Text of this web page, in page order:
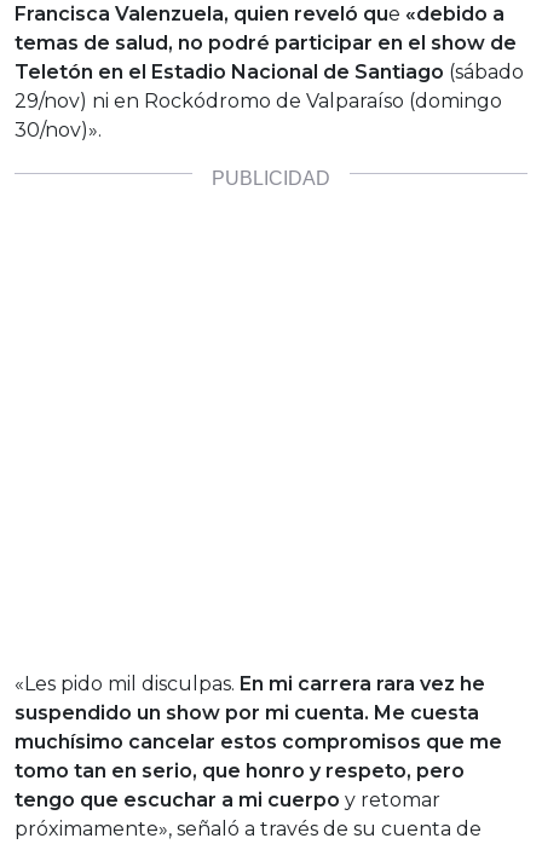
Francisca Valenzuela, quien reveló que «debido a
temas de salud, no podré participar en el show de
Teletón en el Estadio Nacional de Santiago (sábado
29/nov) ni en Rockódromo de Valparaíso (domingo
30/nov)».
«Les pido mil disculpas. En mi carrera rara vez he
suspendido un show por mi cuenta. Me cuesta
muchísimo cancelar estos compromisos que me
tomo tan en serio, que honro y respeto, pero
tengo que escuchar a mi cuerpo y retomar
próximamente», señaló a través de su cuenta de